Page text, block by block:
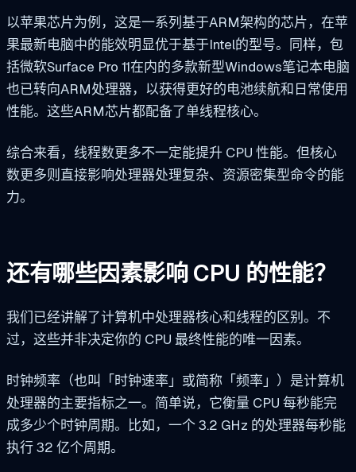
以苹果芯片为例，这是一系列基于ARM架构的芯片，在苹
果最新电脑中的能效明显优于基于Intel的型号。同样，包
括微软Surface Pro 11在内的多款新型Windows笔记本电脑
也已转向ARM处理器，以获得更好的电池续航和日常使用
性能。这些ARM芯片都配备了单线程核心。
综合来看，线程数更多不一定能提升 CPU 性能。但核心
数更多则直接影响处理器处理复杂、资源密集型命令的能
力。
还有哪些因素影响 CPU 的性能？
我们已经讲解了计算机中处理器核心和线程的区别。不
过，这些并非决定你的 CPU 最终性能的唯一因素。
时钟频率（也叫「时钟速率」或简称「频率」）是计算机
处理器的主要指标之一。简单说，它衡量 CPU 每秒能完
成多少个时钟周期。比如，一个 3.2 GHz 的处理器每秒能
执行 32 亿个周期。